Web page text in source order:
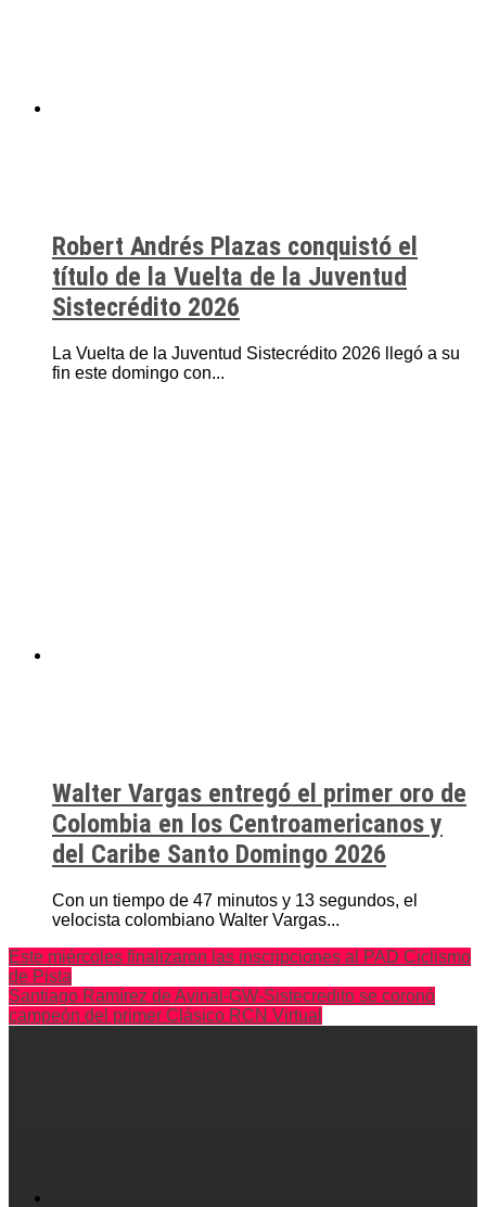
Robert Andrés Plazas conquistó el
título de la Vuelta de la Juventud
Sistecrédito 2026
La Vuelta de la Juventud Sistecrédito 2026 llegó a su
fin este domingo con...
Walter Vargas entregó el primer oro de
Colombia en los Centroamericanos y
del Caribe Santo Domingo 2026
Con un tiempo de 47 minutos y 13 segundos, el
velocista colombiano Walter Vargas...
Este miércoles finalizaron las inscripciones al PAD Ciclismo
de Pista
Santiago Ramírez de Avinal-GW-Sistecredito se coronó
campeón del primer Clásico RCN Virtual